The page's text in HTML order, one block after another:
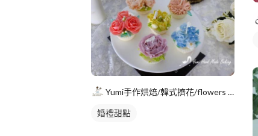
Yumi手作烘焙/韓式擠花/flowers cake/香氛蠟
婚禮甜點